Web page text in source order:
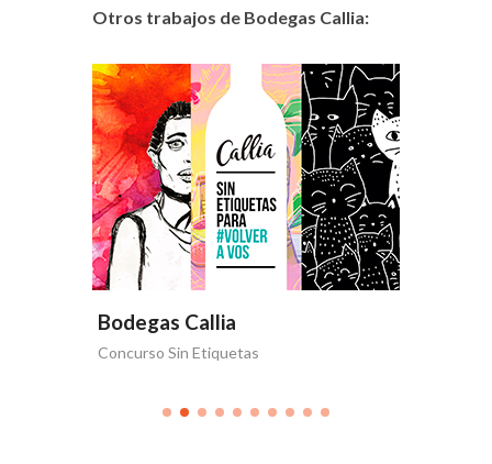
Otros trabajos de Bodegas Callia:
Bodegas Callia
Concurso Sin Etiquetas